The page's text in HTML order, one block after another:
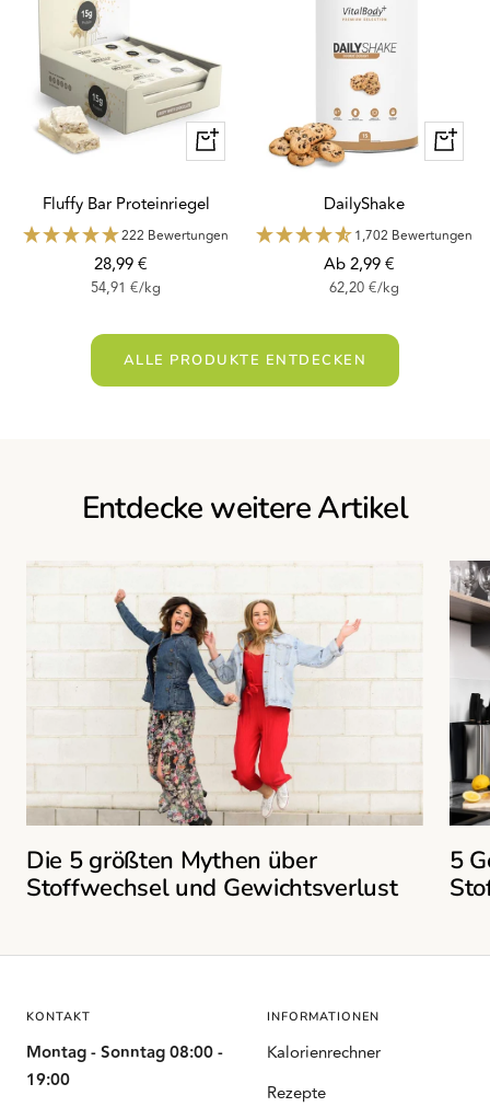
Schnellansicht
Fluffy Bar Proteinriegel
222 Bewertungen
Angebotspreis
28,99 €
54,91 €/kg
DailyShake
1,702 Bewertungen
Angebotspreis
Ab 2,99 €
62,20 €/kg
ALLE PRODUKTE ENTDECKEN
Entdecke weitere Artikel
Die 5 größten Mythen über
Stoffwechsel und Gewichtsverlust
5
KONTAKT
Montag - Sonntag 08:00 -
19:00
INFORMATIONEN
Kalorienrechner
Rezepte